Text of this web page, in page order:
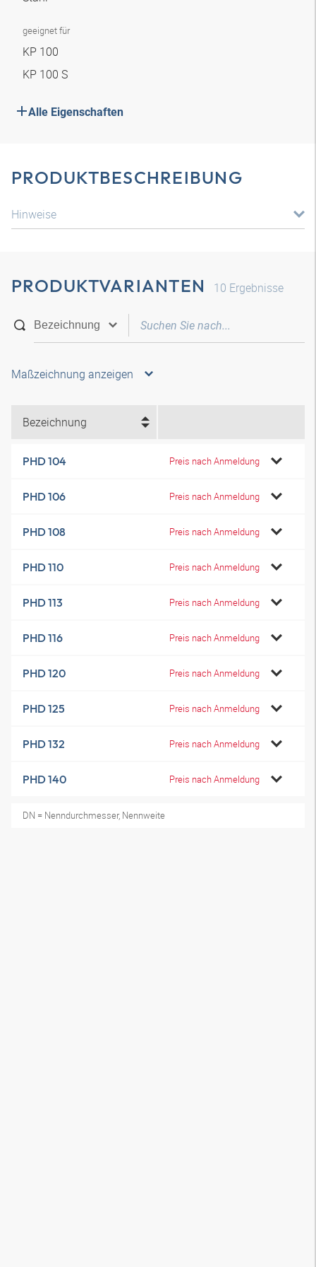
geeignet für
KP 100
KP 100 S
Alle Eigenschaften
PRODUKTBESCHREIBUNG
Hinweise
PRODUKTVARIANTEN 10 Ergebnisse
Maßzeichnung anzeigen
Bezeichnung
PHD 104 Preis nach Anmeldung
PHD 106 Preis nach Anmeldung
PHD 108 Preis nach Anmeldung
PHD 110 Preis nach Anmeldung
PHD 113 Preis nach Anmeldung
PHD 116 Preis nach Anmeldung
PHD 120 Preis nach Anmeldung
PHD 125 Preis nach Anmeldung
PHD 132 Preis nach Anmeldung
PHD 140 Preis nach Anmeldung
DN = Nenndurchmesser, Nennweite